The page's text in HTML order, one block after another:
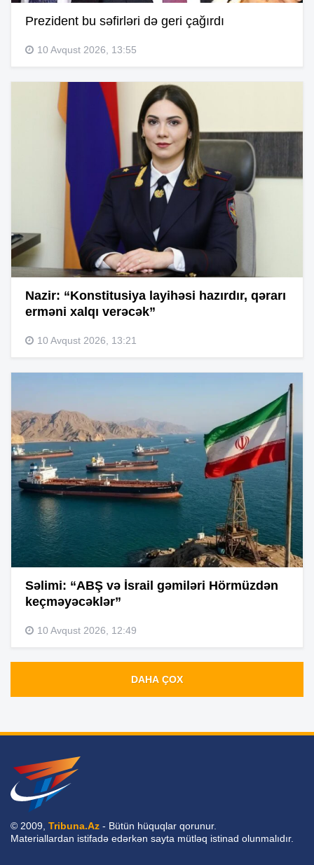
Prezident bu səfirləri də geri çağırdı
10 Avqust 2026, 13:55
Nazir: “Konstitusiya layihəsi hazırdır, qərarı
erməni xalqı verəcək”
10 Avqust 2026, 13:21
Səlimi: “ABŞ və İsrail gəmiləri Hörmüzdən
keçməyəcəklər”
10 Avqust 2026, 12:49
DAHA ÇOX
© 2009, Tribuna.Az - Bütün hüquqlar qorunur.
Materiallardan istifadə edərkən sayta mütləq istinad olunmalıdır.